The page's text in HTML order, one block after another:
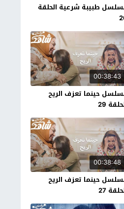
طبيبة شرعية الحلقة
00:38:43
حينما تعزف الريح
29
00:38:48
حينما تعزف الريح
27